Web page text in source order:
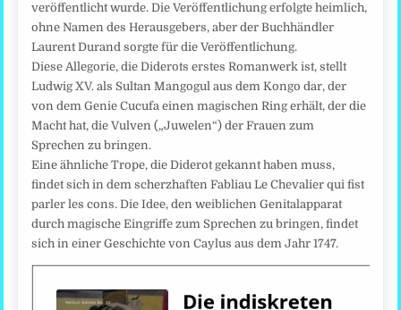
veröffentlicht wurde. Die Veröffentlichung erfolgte heimlich,
ohne Namen des Herausgebers, aber der Buchhändler
Laurent Durand sorgte für die Veröffentlichung.
Diese Allegorie, die Diderots erstes Romanwerk ist, stellt
Ludwig XV. als Sultan Mangogul aus dem Kongo dar, der
von dem Genie Cucufa einen magischen Ring erhält, der die
Macht hat, die Vulven („Juwelen“) der Frauen zum
Sprechen zu bringen.
Eine ähnliche Trope, die Diderot gekannt haben muss,
findet sich in dem scherzhaften Fabliau Le Chevalier qui fist
parler les cons. Die Idee, den weiblichen Genitalapparat
durch magische Eingriffe zum Sprechen zu bringen, findet
sich in einer Geschichte von Caylus aus dem Jahr 1747.